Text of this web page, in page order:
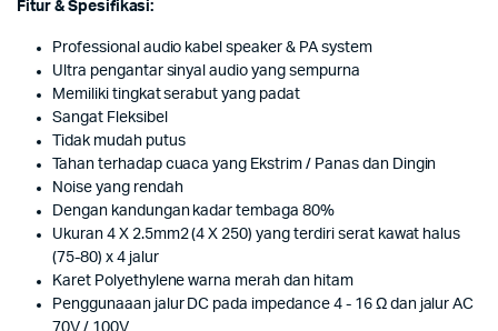
Fitur & Spesifikasi:
Professional audio kabel speaker & PA system
Ultra pengantar sinyal audio yang sempurna
Memiliki tingkat serabut yang padat
Sangat Fleksibel
Tidak mudah putus
Tahan terhadap cuaca yang Ekstrim / Panas dan Dingin
Noise yang rendah
Dengan kandungan kadar tembaga 80%
Ukuran 4 X 2.5mm2 (4 X 250) yang terdiri serat kawat halus
(75-80) x 4 jalur
Karet Polyethylene warna merah dan hitam
Penggunaaan jalur DC pada impedance 4 - 16 Ω dan jalur AC
70V / 100V